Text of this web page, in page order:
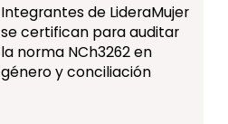
Integrantes de LideraMujer
se certifican para auditar
la norma NCh3262 en
género y conciliación